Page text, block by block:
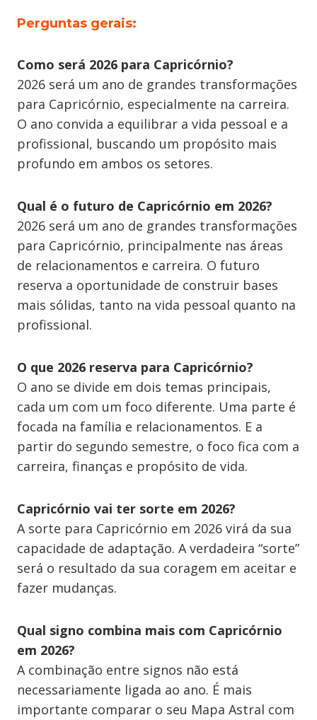
Perguntas gerais:
Como será 2026 para Capricórnio?
2026 será um ano de grandes transformações
para Capricórnio, especialmente na carreira.
O ano convida a equilibrar a vida pessoal e a
profissional, buscando um propósito mais
profundo em ambos os setores.
Qual é o futuro de Capricórnio em 2026?
2026 será um ano de grandes transformações
para Capricórnio, principalmente nas áreas
de relacionamentos e carreira. O futuro
reserva a oportunidade de construir bases
mais sólidas, tanto na vida pessoal quanto na
profissional.
O que 2026 reserva para Capricórnio?
O ano se divide em dois temas principais,
cada um com um foco diferente. Uma parte é
focada na família e relacionamentos. E a
partir do segundo semestre, o foco fica com a
carreira, finanças e propósito de vida.
Capricórnio vai ter sorte em 2026?
A sorte para Capricórnio em 2026 virá da sua
capacidade de adaptação. A verdadeira “sorte”
será o resultado da sua coragem em aceitar e
fazer mudanças.
Qual signo combina mais com Capricórnio
em 2026?
A combinação entre signos não está
necessariamente ligada ao ano. É mais
importante comparar o seu Mapa Astral com